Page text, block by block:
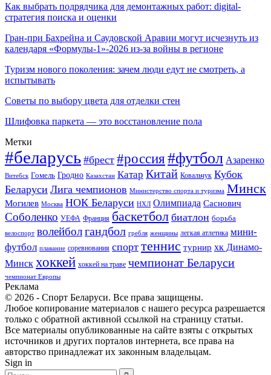
Как выбрать подрядчика для демонтажных работ: digital-
стратегия поиска и оценки
Гран-при Бахрейна и Саудовской Аравии могут исчезнуть из
календаря «Формулы-1»-2026 из-за войны в регионе
Туризм нового поколения: зачем люди едут не смотреть, а
испытывать
Советы по выбору цвета для отделки стен
Шлифовка паркета — это восстановление пола
Метки
#беларусь #брест #россия#футбол Азаренко
Витебск Гомель Гродно Казахстан Катар Китай Ковальчук Кубок
Беларуси Лига чемпионов Министерство спорта и туризма Минск
Могилев Москва НОК Беларуси НХЛ Олимпиада Саснович
Соболенко УЕФА Франция баскетбол биатлон борьба
велоспорт волейболгандбол гребля женщины легкая атлетика мини-
футбол плавание соревнования спорт теннис турнир хк Динамо-
Минск хоккей хоккей на траве чемпионат Беларуси
чемпионат Европы
Реклама
© 2026 - Спорт Беларуси. Все права защищены.
Любое копирование материалов с нашего ресурса разрешается
только с обратной активной ссылкой на страницу статьи.
Все материалы опубликованные на сайте взяты с открытых
источников и других порталов интернета, все права на
авторство принадлежат их законным владельцам.
Sign in